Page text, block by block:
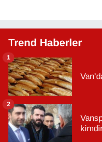
Trend Haberler
1
2